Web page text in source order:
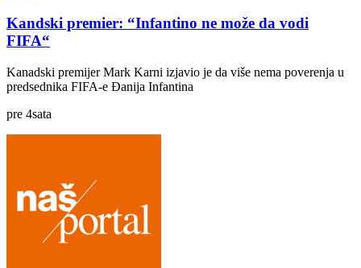
Kandski premier: “Infantino ne može da vodi
FIFA“
Kanadski premijer Mark Karni izjavio je da više nema poverenja u
predsednika FIFA-e Đanija Infantina
pre 4sata